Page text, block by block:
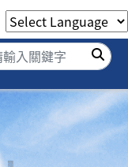
搜尋